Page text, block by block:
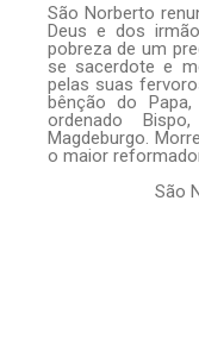
São Norberto
Deus e dos
pobreza de um
se sacerdote e
pelas suas
bênção do
ordenado
Magdeburgo.
o maior
São